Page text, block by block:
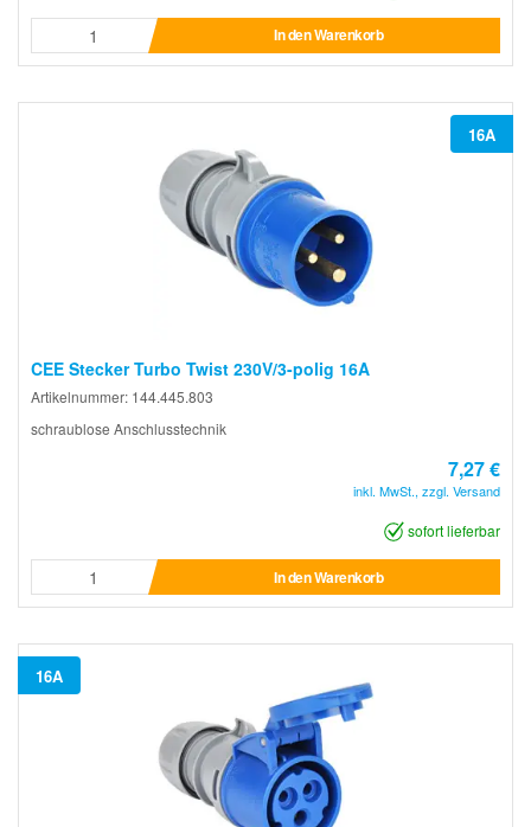
In den Warenkorb
16A
CEE Stecker Turbo Twist 230V/3-polig 16A
Artikelnummer: 144.445.803
schraublose Anschlusstechnik
7,27 €
inkl. MwSt., zzgl. Versand
sofort lieferbar
In den Warenkorb
16A